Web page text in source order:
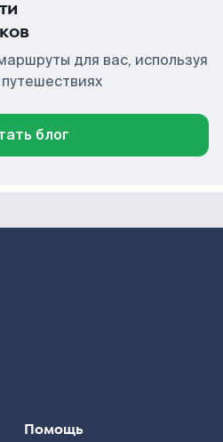
для вас, используя
блог
Помощь